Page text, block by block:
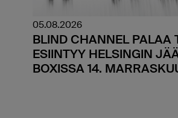
05.08.2026
BLIND CHANNEL PALAA
ESIINTYY HELSINGIN
BOXISSA 14.